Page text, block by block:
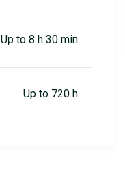
Up to 8 h 30 min
Up to 720 h